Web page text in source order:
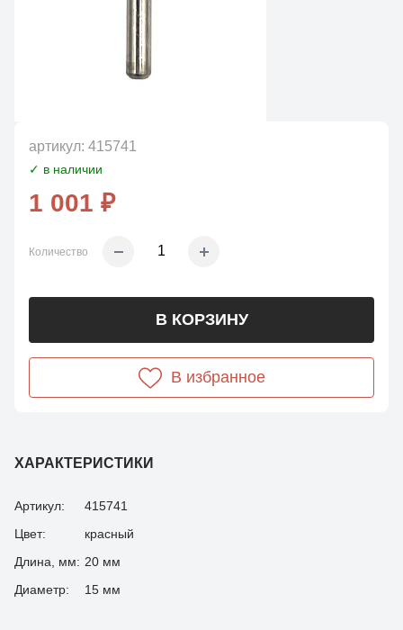
ХАРАКТЕРИСТИКИ
Артикул:
415741
Цвет:
красный
Длина, мм: 20 мм
Диаметр:
15 мм
артикул: 415741
✓ в наличии
1 001 ₽
Количество
В КОРЗИНУ
В избранное